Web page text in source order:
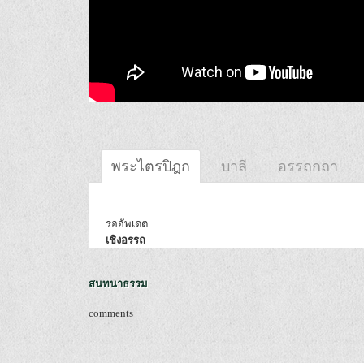
พระไตรปิฎก บาลี อรรถกถา
รออัพเดต
เชิงอรรถ
สนทนาธรรม
comments